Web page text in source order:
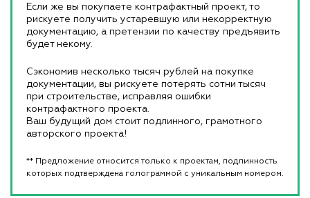
Если же вы покупаете контрафактный проект, то
рискуете получить устаревшую или некорректную
документацию, а претензии по качеству предъявить
будет некому.
Сэкономив несколько тысяч рублей на покупке
документации, вы рискуете потерять сотни тысяч
при строительстве, исправляя ошибки
контрафактного проекта.
Ваш будущий дом стоит подлинного, грамотного
авторского проекта!
** Предложение относится только к проектам, подлинность
которых подтверждена голограммой с уникальным номером.